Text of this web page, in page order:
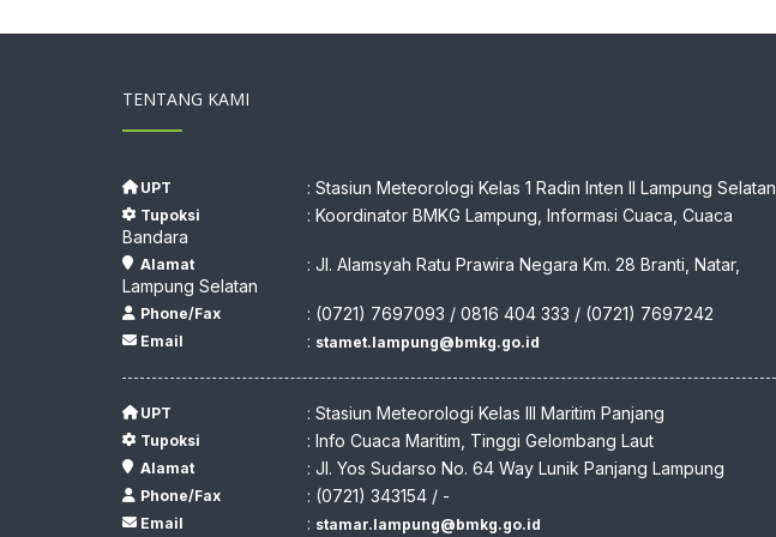
TENTANG KAMI
UPT : Stasiun Meteorologi Kelas 1 Radin Inten II Lampung Selatan
Tupoksi
: Koordinator BMKG Lampung, Informasi Cuaca, Cuaca
Bandara
Alamat
: Jl. Alamsyah Ratu Prawira Negara Km. 28 Branti, Natar,
Lampung Selatan
Phone/Fax : (0721) 7697093 / 0816 404 333 / (0721) 7697242
Email : stamet.lampung@bmkg.go.id
UPT : Stasiun Meteorologi Kelas III Maritim Panjang
Tupoksi : Info Cuaca Maritim, Tinggi Gelombang Laut
Alamat : Jl. Yos Sudarso No. 64 Way Lunik Panjang Lampung
Phone/Fax : (0721) 343154 / -
Email : stamar.lampung@bmkg.go.id